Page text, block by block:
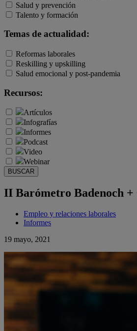
Salud y prevención
Talento y formación
Temas de actualidad:
Reformas laborales
Reskilling y upskilling
Salud emocional y post-pandemia
Recursos:
Artículos
Infografías
Informes
Podcast
Video
Webinar
BUSCAR
II Barómetro Badenoch
Empleo y relaciones laborales
Informes
19 mayo, 2021